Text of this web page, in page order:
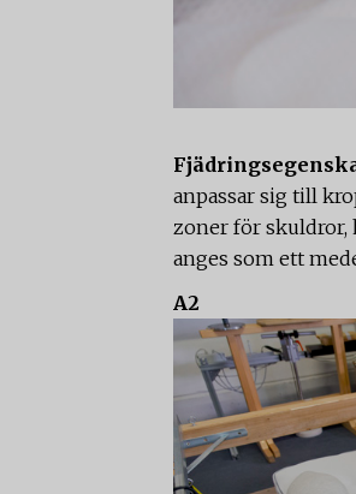
anpassar sig till
zoner för skuldror,
anges som ett
A2